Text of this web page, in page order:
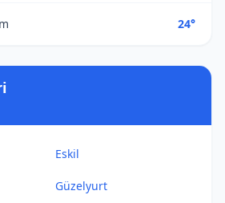
24°
Eskil
Güzelyurt